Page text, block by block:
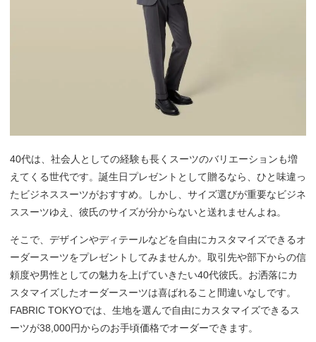
40代は、社会人としての経験も長くスーツのバリエーションも増
えてくる世代です。誕生日プレゼントとして贈るなら、ひと味違っ
たビジネススーツがおすすめ。しかし、サイズ選びが重要なビジネ
ススーツゆえ、彼氏のサイズが分からないと送れませんよね。
そこで、デザインやディテールなどを自由にカスタマイズできるオ
ーダースーツをプレゼントしてみませんか。取引先や部下からの信
頼度や男性としての魅力を上げていきたい40代彼氏。お洒落にカ
スタマイズしたオーダースーツは喜ばれること間違いなしです。
FABRIC TOKYOでは、生地を選んで自由にカスタマイズできるス
ーツが38,000円からのお手頃価格でオーダーできます。